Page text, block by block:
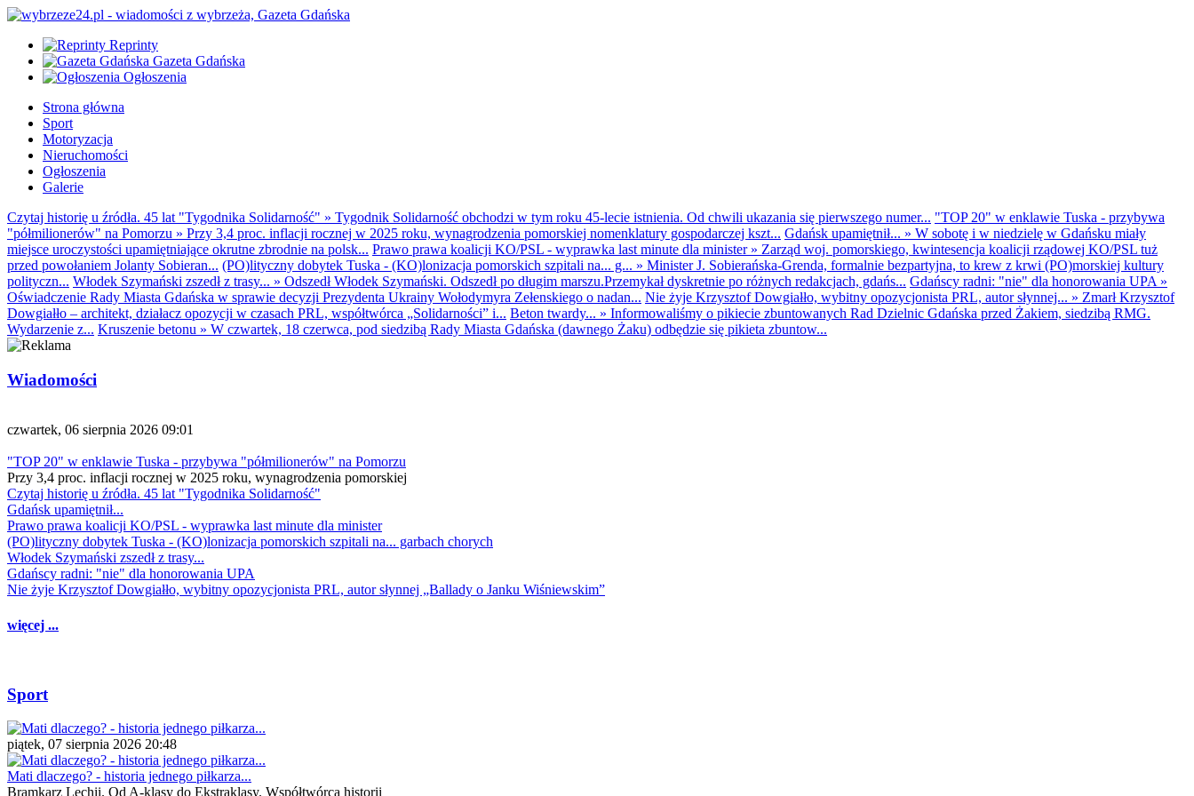
Reprinty
Gazeta Gdańska
Ogłoszenia
Strona główna
Sport
Motoryzacja
Nieruchomości
Ogłoszenia
Galerie
Czytaj historię u źródła. 45 lat "Tygodnika Solidarność" » Tygodnik Solidarność obchodzi w tym roku 45-lecie istnienia. Od chwili ukazania się pierwszego numer... "TOP 20" w enklawie Tuska - przybywa
"półmilionerów" na Pomorzu » Przy 3,4 proc. inflacji rocznej w 2025 roku, wynagrodzenia pomorskiej nomenklatury gospodarczej kszt... Gdańsk upamiętnił... » W sobotę i w niedzielę w Gdańsku miały
miejsce uroczystości upamiętniające okrutne zbrodnie na polsk... Prawo prawa koalicji KO/PSL - wyprawka last minute dla minister» Zarząd woj. pomorskiego, kwintesencja koalicji rządowej KO/PSL tuż
przed powołaniem Jolanty Sobieran... (PO)lityczny dobytek Tuska - (KO)lonizacja pomorskich szpitali na... g... » Minister J. Sobierańska-Grenda, formalnie bezpartyjna, to krew z krwi (PO)morskiej kultury
polityczn... Włodek Szymański zszedł z trasy... » Odszedł Włodek Szymański. Odszedł po długim marszu.Przemykał dyskretnie po różnych redakcjach, gdańs... Gdańscy radni: "nie" dla honorowania UPA »
Oświadczenie Rady Miasta Gdańska w sprawie decyzji Prezydenta Ukrainy Wołodymyra Zełenskiego o nadan... Nie żyje Krzysztof Dowgiałło, wybitny opozycjonista PRL, autor słynnej... » Zmarł Krzysztof
Dowgiałło – architekt, działacz opozycji w czasach PRL, współtwórca „Solidarności” i... Beton twardy... » Informowaliśmy o pikiecie zbuntowanych Rad Dzielnic Gdańska przed Żakiem, siedzibą RMG.
Wydarzenie z... Kruszenie betonu » W czwartek, 18 czerwca, pod siedzibą Rady Miasta Gdańska (dawnego Żaku) odbędzie się pikieta zbuntow...
Wiadomości
czwartek, 06 sierpnia 2026 09:01
"TOP 20" w enklawie Tuska - przybywa "półmilionerów" na Pomorzu
Przy 3,4 proc. inflacji rocznej w 2025 roku, wynagrodzenia pomorskiej
Czytaj historię u źródła. 45 lat "Tygodnika Solidarność"
Gdańsk upamiętnił...
Prawo prawa koalicji KO/PSL - wyprawka last minute dla minister
(PO)lityczny dobytek Tuska - (KO)lonizacja pomorskich szpitali na... garbach chorych
Włodek Szymański zszedł z trasy...
Gdańscy radni: "nie" dla honorowania UPA
Nie żyje Krzysztof Dowgiałło, wybitny opozycjonista PRL, autor słynnej „Ballady o Janku Wiśniewskim”
więcej ...
Sport
piątek, 07 sierpnia 2026 20:48
Mati dlaczego? - historia jednego piłkarza...
Bramkarz Lechii. Od A-klasy do Ekstraklasy. Współtwórca historii